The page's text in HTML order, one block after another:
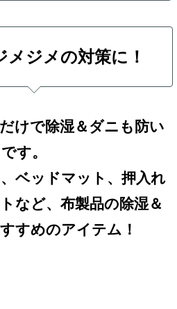
メジメの対策に！
けで除湿＆ダニも防い
す。
ベッドマット、押入れ
など、布製品の除湿＆
すめのアイテム！